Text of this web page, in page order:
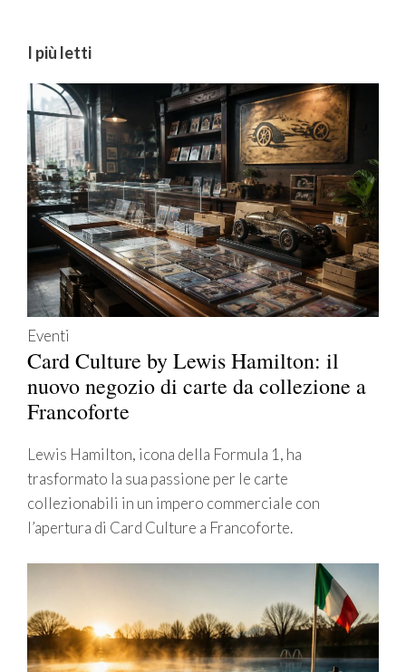
I più letti
Eventi
Card Culture by Lewis Hamilton: il
nuovo negozio di carte da collezione a
Francoforte
Lewis Hamilton, icona della Formula 1, ha
trasformato la sua passione per le carte
collezionabili in un impero commerciale con
l’apertura di Card Culture a Francoforte.